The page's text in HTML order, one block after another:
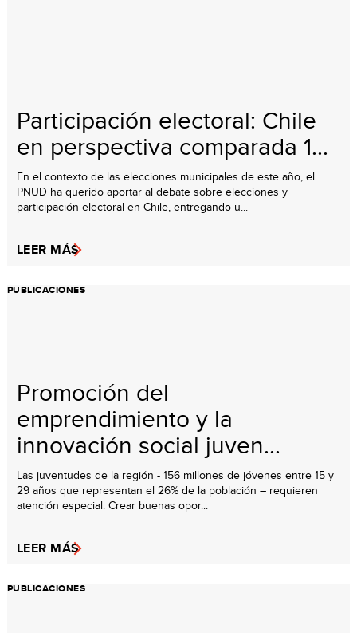
Participación electoral: Chile
en perspectiva comparada 1...
En el contexto de las elecciones municipales de este año, el
PNUD ha querido aportar al debate sobre elecciones y
participación electoral en Chile, entregando u...
LEER MÁS
PUBLICACIONES
Promoción del
emprendimiento y la
innovación social juven...
Las juventudes de la región - 156 millones de jóvenes entre 15 y
29 años que representan el 26% de la población – requieren
atención especial. Crear buenas opor...
LEER MÁS
PUBLICACIONES